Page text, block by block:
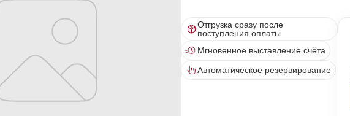
Отгрузка сразу после
поступления оплаты
Мгновенное выставление счёта
Автоматическое резервирование